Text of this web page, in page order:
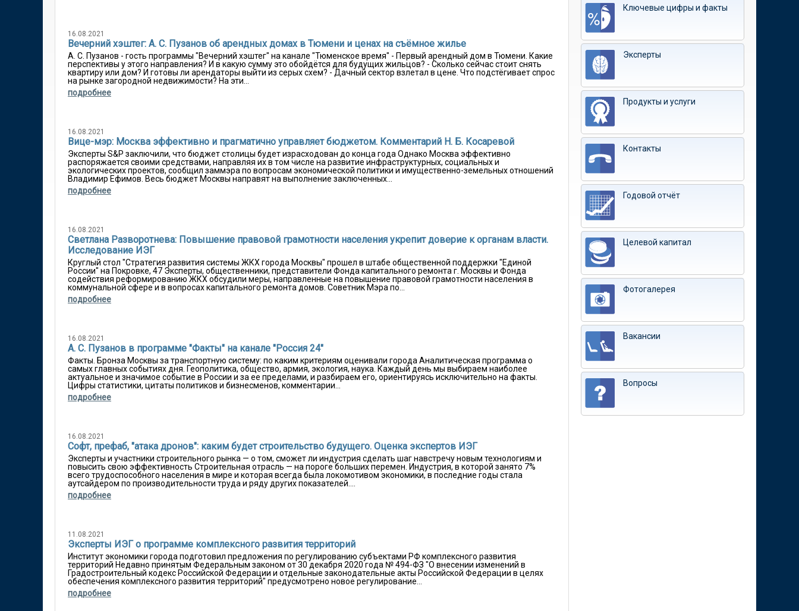
16.08.2021
Вечерний хэштег: А. С. Пузанов об арендных домах в Тюмени и ценах на съёмное жилье
А. С. Пузанов - гость программы "Вечерний хэштег" на канале "Тюменское время" - Первый арендный дом в Тюмени. Какие
перспективы у этого направления? И в какую сумму это обойдётся для будущих жильцов? - Сколько сейчас стоит снять
квартиру или дом? И готовы ли арендаторы выйти из серых схем? - Дачный сектор взлетал в цене. Что подстёгивает спрос
на рынке загородной недвижимости? На эти...
подробнее
16.08.2021
Вице-мэр: Москва эффективно и прагматично управляет бюджетом. Комментарий Н. Б. Косаревой
Эксперты S&P заключили, что бюджет столицы будет израсходован до конца года Однако Москва эффективно
распоряжается своими средствами, направляя их в том числе на развитие инфраструктурных, социальных и
экологических проектов, сообщил заммэра по вопросам экономической политики и имущественно-земельных отношений
Владимир Ефимов. Весь бюджет Москвы направят на выполнение заключенных...
подробнее
16.08.2021
Светлана Разворотнева: Повышение правовой грамотности населения укрепит доверие к органам власти.
Исследование ИЭГ
Круглый стол "Стратегия развития системы ЖКХ города Москвы" прошел в штабе общественной поддержки "Единой
России" на Покровке, 47 Эксперты, общественники, представители Фонда капитального ремонта г. Москвы и Фонда
содействия реформированию ЖКХ обсудили меры, направленные на повышение правовой грамотности населения в
коммунальной сфере и в вопросах капитального ремонта домов. Советник Мэра по...
подробнее
16.08.2021
А. С. Пузанов в программе "Факты" на канале "Россия 24"
Факты. Бронза Москвы за транспортную систему: по каким критериям оценивали города Аналитическая программа о
самых главных событиях дня. Геополитика, общество, армия, экология, наука. Каждый день мы выбираем наиболее
актуальное и значимое событие в России и за ее пределами, и разбираем его, ориентируясь исключительно на факты.
Цифры статистики, цитаты политиков и бизнесменов, комментарии...
подробнее
16.08.2021
Софт, префаб, "атака дронов": каким будет строительство будущего. Оценка экспертов ИЭГ
Эксперты и участники строительного рынка — о том, сможет ли индустрия сделать шаг навстречу новым технологиям и
повысить свою эффективность Строительная отрасль — на пороге больших перемен. Индустрия, в которой занято 7%
всего трудоспособного населения в мире и которая всегда была локомотивом экономики, в последние годы стала
аутсайдером по производительности труда и ряду других показателей....
подробнее
11.08.2021
Эксперты ИЭГ о программе комплексного развития территорий
Институт экономики города подготовил предложения по регулированию субъектами РФ комплексного развития
территорий Недавно принятым Федеральным законом от 30 декабря 2020 года № 494-ФЗ "О внесении изменений в
Градостроительный кодекс Российской Федерации и отдельные законодательные акты Российской Федерации в целях
обеспечения комплексного развития территорий" предусмотрено новое регулирование...
подробнее
Ключевые цифры и факты
Эксперты
Продукты и услуги
Контакты
Годовой отчёт
Целевой капитал
Фотогалерея
Вакансии
Вопросы